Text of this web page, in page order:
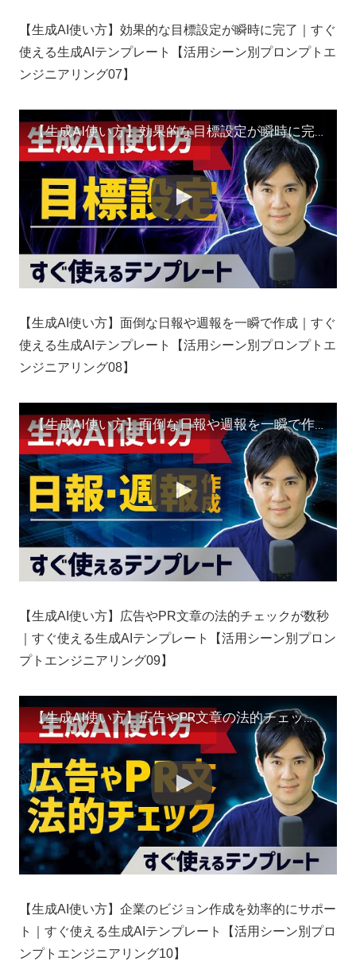
【生成AI使い方】効果的な目標設定が瞬時に完了｜すぐ
使える生成AIテンプレート【活用シーン別プロンプトエ
ンジニアリング07】
【生成AI使い方】効果的な目標設定が瞬時に完了｜すぐ使える生成AIテンプレート【活用シーン別プロンプトエンジニアリング07】
【生成AI使い方】面倒な日報や週報を一瞬で作成｜すぐ
使える生成AIテンプレート【活用シーン別プロンプトエ
ンジニアリング08】
【生成AI使い方】面倒な日報や週報を一瞬で作成｜すぐ使える生成AIテンプレート【活用シーン別プロンプトエンジニアリング08】
【生成AI使い方】広告やPR文章の法的チェックが数秒
｜すぐ使える生成AIテンプレート【活用シーン別プロン
プトエンジニアリング09】
【生成AI使い方】広告やPR文章の法的チェックが数秒｜すぐ使える生成AIテンプレート【活用シーン別プロンプトエンジニアリング09】
【生成AI使い方】企業のビジョン作成を効率的にサポー
ト｜すぐ使える生成AIテンプレート【活用シーン別プロ
ンプトエンジニアリング10】